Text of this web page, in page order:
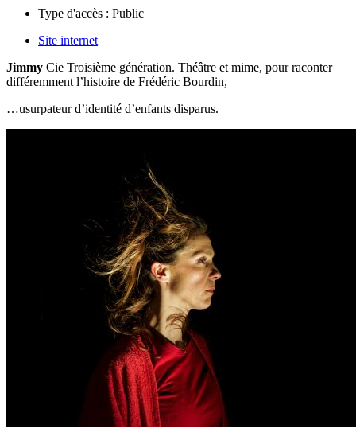
Type d'accès : Public
Site internet
Jimmy Cie Troisième génération. Théâtre et mime, pour raconter
différemment l’histoire de Frédéric Bourdin,
…usurpateur d’identité d’enfants disparus.